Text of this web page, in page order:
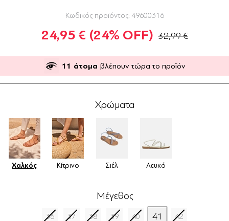
Κωδικός προϊόντος: 49600316
24,95 € (24% OFF) 32,99 €
11 άτομα βλέπουν τώρα το προϊόν
Χρώματα
Χαλκός Κίτρινο Σιέλ Λευκό
Μέγεθος
36 37 38 39 40 41 42